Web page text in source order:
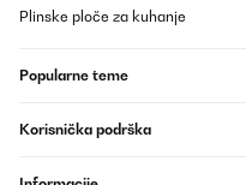
Plinske ploče za kuhanje
Popularne teme
Korisnička podrška